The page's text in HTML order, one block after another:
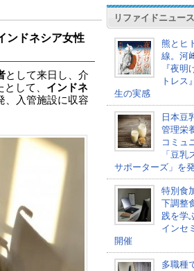
ンドネシア女性
として来日し、介
して、 インドネ
、入管施設に収容
リファイドニュー
熊とヒ
線。河
『夜明
トレス
生の実感
日本豆
管理栄
コミュ
「豆乳
サポーターズ」を
特別食
下調整
践を学
インセ
開催
多職種